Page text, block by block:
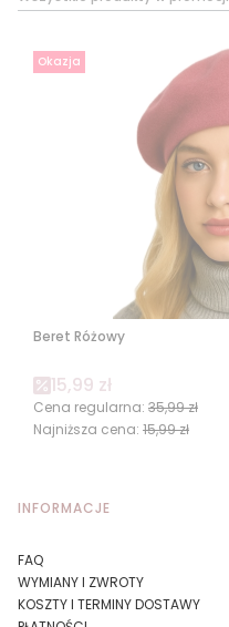
Okazja
Beret Różowy
Cena promocyjna
15,99 zł
Cena regularna: 35,99 zł
Najniższa cena: 15,99 zł
Linki w stopce
INFORMACJE
FAQ
WYMIANY I ZWROTY
KOSZTY I TERMINY DOSTAWY